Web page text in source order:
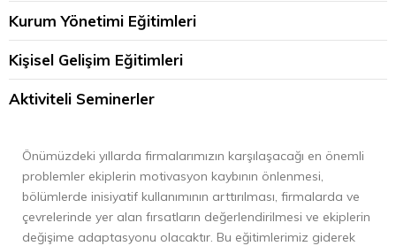
Kurum Yönetimi Eğitimleri
Kişisel Gelişim Eğitimleri
Aktiviteli Seminerler
Önümüzdeki yıllarda firmalarımızın karşılaşacağı en önemli
problemler ekiplerin motivasyon kaybının önlenmesi,
bölümlerde inisiyatif kullanımının arttırılması, firmalarda ve
çevrelerinde yer alan fırsatların değerlendirilmesi ve ekiplerin
değişime adaptasyonu olacaktır. Bu eğitimlerimiz giderek